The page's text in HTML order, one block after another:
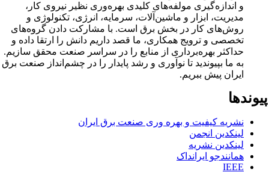
و اندازه‌گیری مولفه‌های کلیدی بهره‌وری نظیر نیروی کار،
مدیریت، ابزار و ماشین‌آلات، سرمایه، انرژی، تکنولوژی و
روش‌های کار در بخش برق است. با مشارکت دادن گروه‌های
تخصصی و ترویج همکاری، ما قصد داریم دانش را ارتقا داده و
حداکثر بهره‌برداری از منابع را در سراسر صنعت محقق سازیم.
به ما بپیوندید تا نوآوری و رشد پایدار را در چشم‌انداز صنعت برق
ایران پیش ببریم.
نشریه کیفیت و بهره وری صنعت برق ایران
لینکدین انجمن
لینکدین نشریه
همانندجو ایرانداک
IEEE